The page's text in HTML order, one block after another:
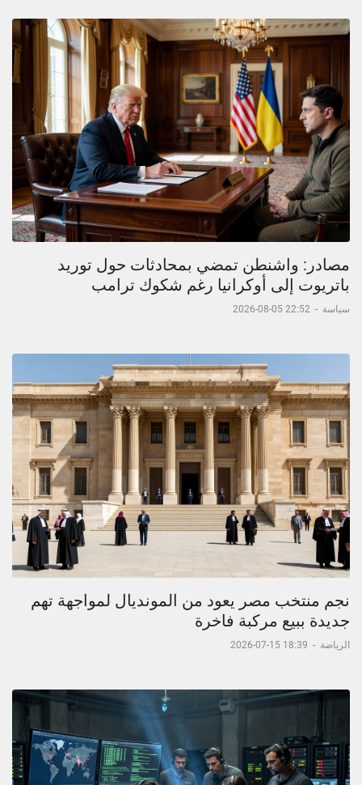
مصادر: واشنطن تمضي بمحادثات حول توريد
باتريوت إلى أوكرانيا رغم شكوك ترامب
سياسة -
22:52 05-08-2026
نجم منتخب مصر يعود من المونديال لمواجهة تهم
جديدة ببيع مركبة فاخرة
الرياضة -
18:39 15-07-2026